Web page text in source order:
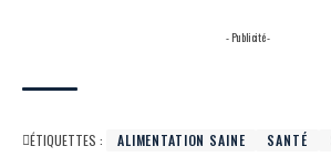
- Publicité -
ÉTIQUETTES : ALIMENTATION SAINE SANTÉ